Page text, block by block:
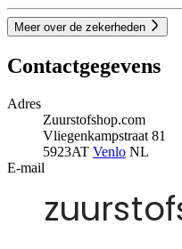
Meer over de zekerheden
Contactgegevens
Adres
Zuurstofshop.com
Vliegenkampstraat 81
5923AT Venlo NL
E-mail